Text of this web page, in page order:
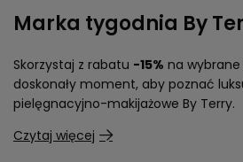
Marka tygodnia By
Skorzystaj z rabatu -15% na
doskonały moment, aby poznać
pielęgnacyjno-makijażowe By Terry.
Czytaj więcej